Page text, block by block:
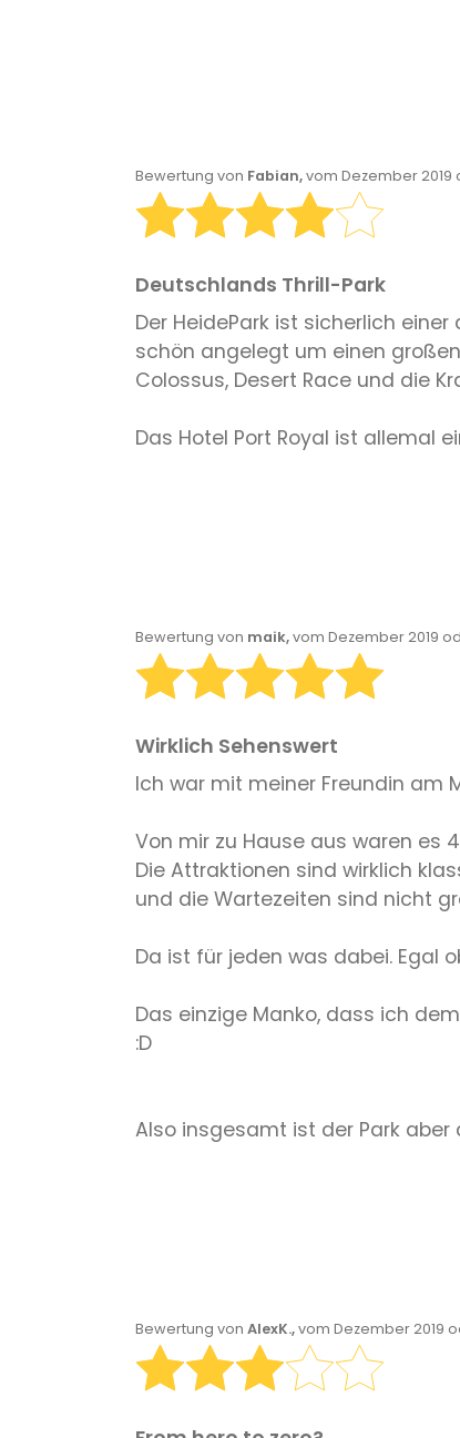
Bewertung von Fabian,vom Dezember 2019
Deutschlands Thrill-Park
Der HeidePark ist sicherlich
schön angelegt um einen
Colossus, Desert Race und die
Das Hotel Port Royal ist allemal
Bewertung von maik,vom Dezember 2019
Wirklich Sehenswert
Ich war mit meiner Freundin am
Von mir zu Hause aus waren es
Die Attraktionen sind wirklich
und die Wartezeiten sind nicht
Da ist für jeden was dabei. Egal
Das einzige Manko, dass ich
:D
Also insgesamt ist der Park
Bewertung von AlexK.,vom Dezember 2019